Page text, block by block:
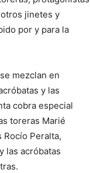
jinetes y
por y para la
mezclan en
y las
cobra especial
toreras Marié
Rocío Peralta,
las acróbatas